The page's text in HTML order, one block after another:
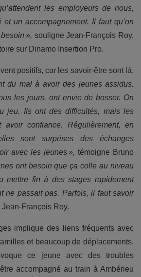
les employeurs de nous,
et un accompagnement. Il faut qu’on
», souligne Jean-François Roy,
sur Dinamo Insertion Pro.
positifs, car les savoir-être sont là.
du mal à avoir des jeunes assidus.
les jours, ont envie de bosser. On
jeu. Ils ont des difficultés, mais les
avoir confiance. Régulièrement, en
sont surprises des échanges
avec les jeunes », témoigne Bruno
ont besoin que ça colle au niveau
mettre fin à des stages rapidement
ne passait pas. Parfois, il faut savoir
François Roy.
implique des liens fréquents avec
et beaucoup de déplacements.
ce jeune avec des troubles
accompagné au train à Ambérieu